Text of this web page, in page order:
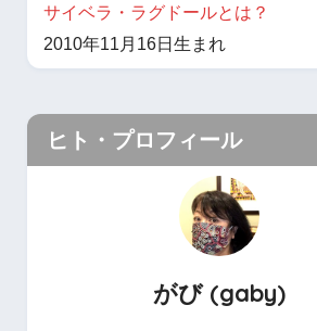
サイベラ・ラグドールとは？
2010年11月16日生まれ
ヒト・プロフィール
がび (gaby)